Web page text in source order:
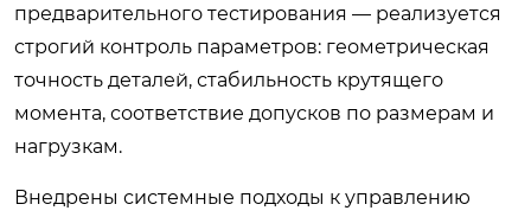
предварительного тестирования — реализуется
строгий контроль параметров: геометрическая
точность деталей, стабильность крутящего
момента, соответствие допусков по размерам и
нагрузкам.
Внедрены системные подходы к управлению